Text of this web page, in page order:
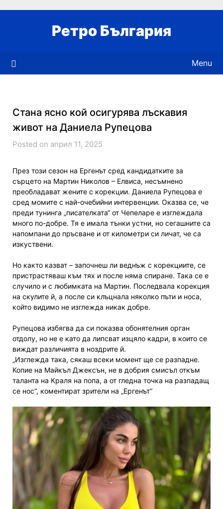
Ретро България
Menu
Стана ясно кой осигурява лъскавия
живот на Даниела Рупецова
Posted on април 11, 2025
През този сезон на Ергенът сред кандидатките за
сърцето на Мартин Николов – Елвиса, несъмнено
преобладават жените с корекции. Даниела Рупецова е
сред момите с най-очебийни интервенции. Оказва се, че
преди тунинга „писателката“ от Чепеларе е изглеждала
много по-добре. Тя е имала тънки устни, но сегашните са
напомпани до пръсване и от километри си личат, че са
изкуствени.
Но както казват – започнеш ли веднъж с корекциите, се
пристрастяваш към тях и после няма спиране. Така се е
случило и с любимката на Мартин. Последвала корекция
на скулите й, а после си клъцнала няколко пъти и носа,
който видимо не изглежда никак добре.
Рупецова избягва да си показва обонятелния орган
отдолу, но не е като да липсват изцяло кадри, в които се
виждат различията в ноздрите й.
„Изглежда така, сякаш всеки момент ще се разпадне.
Копие на Майкъл Джексън, не в добрия смисъл откъм
таланта на Краля на попа, а от гледна точка на разпадащ
се нос“, коментират зрители на „Ергенът“